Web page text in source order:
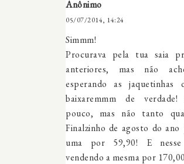
Anônimo
05/07/2014, 14:24
Simmm!
Procurava pela tua saia
anteriores, mas não
esperando as jaquetinhas
baixaremmm de
pouco, mas não tanto
Finalzinho de agosto do ano
uma por 59,90! E nesse
vendendo a mesma por